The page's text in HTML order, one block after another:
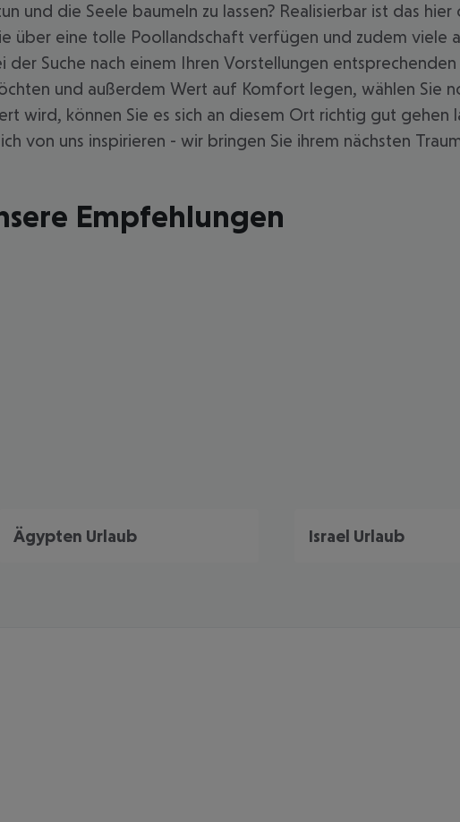
und die Seele baumeln zu lassen? Realisierbar ist das
über eine tolle Poollandschaft verfügen und zudem viele
Suche nach einem Ihren Vorstellungen
und außerdem Wert auf Komfort legen, wählen Sie
wird, können Sie es sich an diesem Ort richtig gut gehen
von uns inspirieren - wir bringen Sie ihrem nächsten
Empfehlungen
Ägypten Urlaub Israel Urlaub